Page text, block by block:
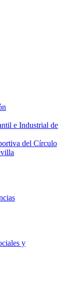
e Industrial de
del Círculo
y